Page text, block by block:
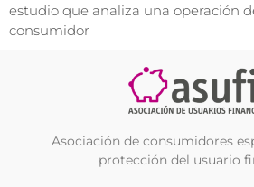
estudio que analiza una operación
consumidor
Asociación de consumidores
protección del usuario